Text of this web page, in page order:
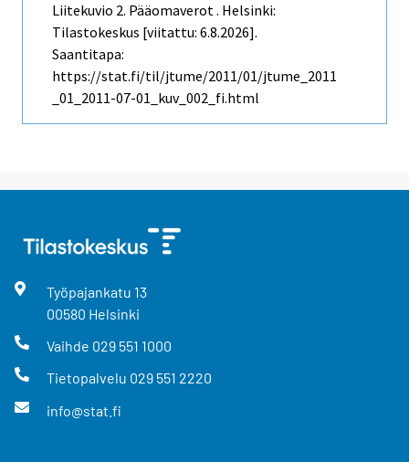
Liitekuvio 2. Pääomaverot . Helsinki:
Tilastokeskus [viitattu: 6.8.2026].
Saantitapa:
https://stat.fi/til/jtume/2011/01/jtume_2011
_01_2011-07-01_kuv_002_fi.html
Työpajankatu 13
00580 Helsinki
Vaihde 029 551 1000
Tietopalvelu 029 551 2220
info@stat.fi